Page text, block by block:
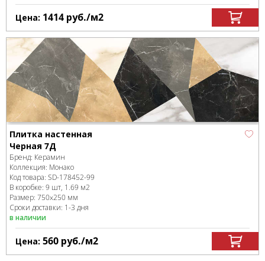
Цена: 1414 руб./м2
Плитка настенная
Черная 7Д
Бренд: Керамин
Коллекция: Монако
Код товара: SD-178452-99
В коробке: 9 шт, 1.69 м2
Размер: 750x250 мм
Сроки доставки: 1-3 дня
в наличии
Цена: 560 руб./м2